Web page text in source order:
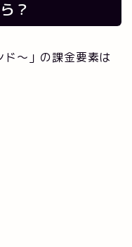
？
ド～」の課金要素は